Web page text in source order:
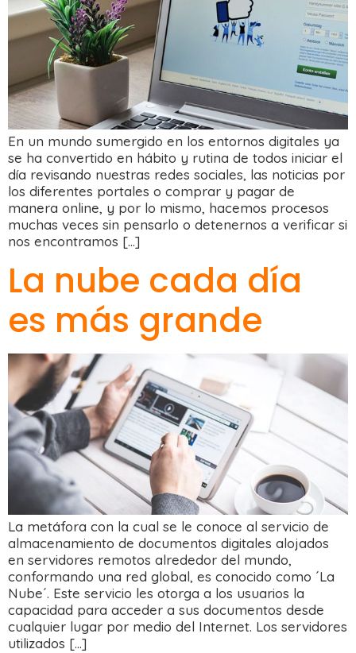
En un mundo sumergido en los entornos digitales ya
se ha convertido en hábito y rutina de todos iniciar el
día revisando nuestras redes sociales, las noticias por
los diferentes portales o comprar y pagar de
manera online, y por lo mismo, hacemos procesos
muchas veces sin pensarlo o detenernos a verificar si
nos encontramos […]
La nube cada día
es más grande
La metáfora con la cual se le conoce al servicio de
almacenamiento de documentos digitales alojados
en servidores remotos alrededor del mundo,
conformando una red global, es conocido como ´La
Nube´. Este servicio les otorga a los usuarios la
capacidad para acceder a sus documentos desde
cualquier lugar por medio del Internet. Los servidores
utilizados […]